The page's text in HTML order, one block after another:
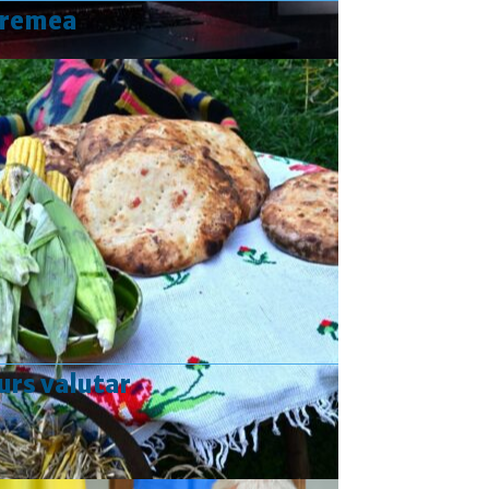
valutar
Curs valutar: 07 Aug 2026
EUR: 5,2554 RON +0,0041 ▲